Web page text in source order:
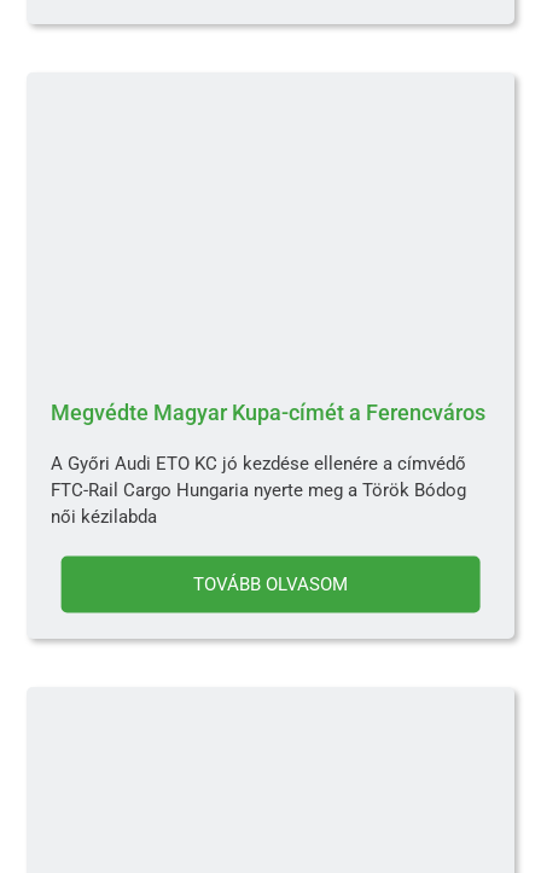
Megvédte Magyar Kupa-címét a Ferencváros
A Győri Audi ETO KC jó kezdése ellenére a címvédő
FTC-Rail Cargo Hungaria nyerte meg a Török Bódog
női kézilabda
TOVÁBB OLVASOM